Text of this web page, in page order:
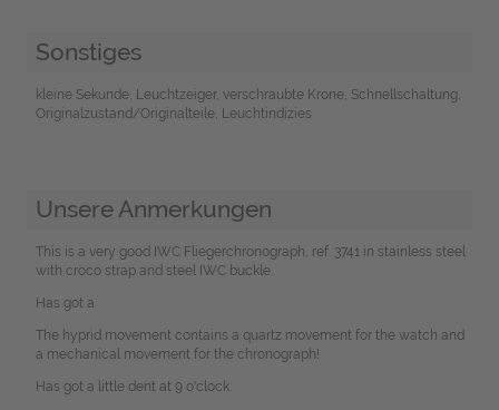
Sonstiges
kleine Sekunde, Leuchtzeiger, verschraubte Krone, Schnellschaltung,
Originalzustand/Originalteile, Leuchtindizies
Unsere Anmerkungen
This is a very good IWC Fliegerchronograph, ref. 3741 in stainless steel
with croco strap and steel IWC buckle.
Has got a
The hyprid movement contains a quartz movement for the watch and
a mechanical movement for the chronograph!
Has got a little dent at 9 o'clock.